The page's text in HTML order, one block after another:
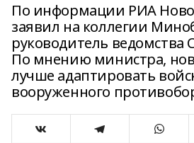
По информации РИА
заявил на коллегии
руководитель ведомства
По мнению министра,
лучше адаптировать
вооруженного